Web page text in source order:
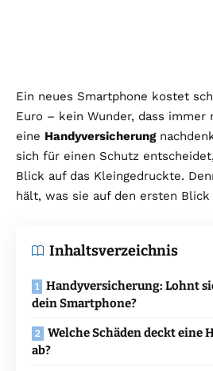
Ein neues Smartphone kostet
Euro – kein Wunder, dass immer
eine Handyversicherung
sich für einen Schutz
Blick auf das Kleingedruckte.
hält, was sie auf den ersten
Inhaltsverzeichnis
Handyversicherung: Lohnt
dein Smartphone?
Welche Schäden deckt eine
ab?